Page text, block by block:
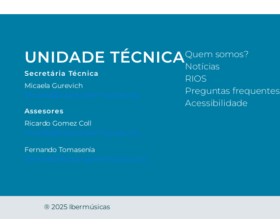
UNIDADE TÉCNICA
Secretária Técnica
Micaela Gurevich
Micaela@staging.ibermusicas.org
Assesores
Ricardo Gomez Coll
Ricardo@staging.ibermusicas.org
Fernando Tomasenía
Fernando@staging.ibermusicas.org
Quem somos?
Notícias
RIOS
Preguntas frequentes
Acessibilidade
® 2025 Ibermúsicas